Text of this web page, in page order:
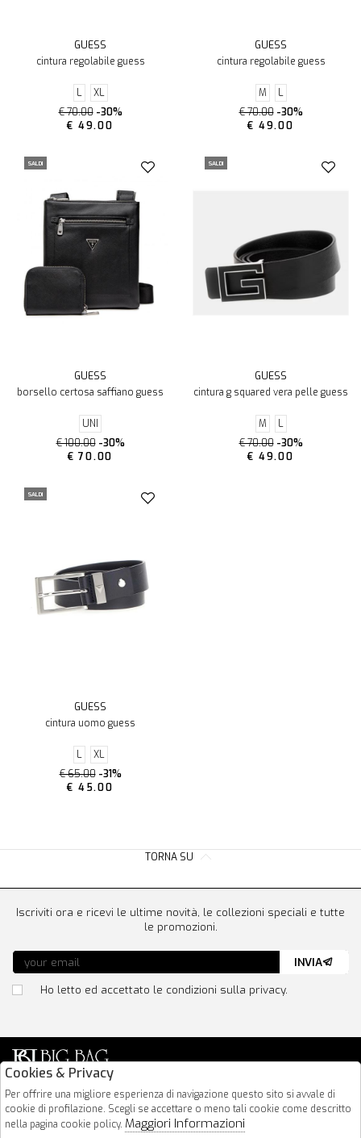
GUESS
cintura regolabile guess
L
XL
€ 70.00 -30%
€ 49.00
GUESS
cintura regolabile guess
M
L
€ 70.00 -30%
€ 49.00
SALDI
GUESS
borsello certosa saffiano guess
UNI
€ 100.00 -30%
€ 70.00
SALDI
GUESS
cintura g squared vera pelle guess
M
L
€ 70.00 -30%
€ 49.00
SALDI
GUESS
cintura uomo guess
L
XL
€ 65.00 -31%
€ 45.00
TORNA SU
Via Nazionale 183
64026 Roseto Degli Abruzzi
085 8936219
Iscriviti ora e ricevi le ultime novità, le collezioni speciali e tutte
le promozioni.
Ho letto ed accettato le condizioni sulla privacy.
INVIA
Cookies & Privacy
Per offrire una migliore esperienza di navigazione questo sito si avvale di
cookie di profilazione. Scegli se accettare o meno tali cookie come descritto
nella pagina cookie policy. Maggiori Informazioni